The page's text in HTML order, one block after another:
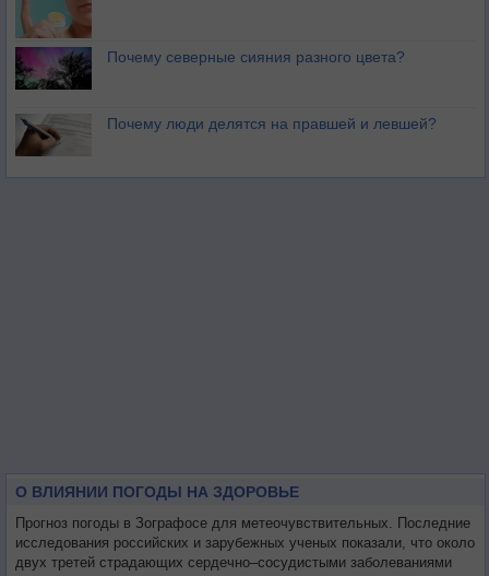
Почему северные сияния разного цвета?
Почему люди делятся на правшей и левшей?
О ВЛИЯНИИ ПОГОДЫ НА ЗДОРОВЬЕ
Прогноз погоды в Зографосе для метеочувствительных. Последние
исследования российских и зарубежных ученых показали, что около
двух третей страдающих сердечно–сосудистыми заболеваниями